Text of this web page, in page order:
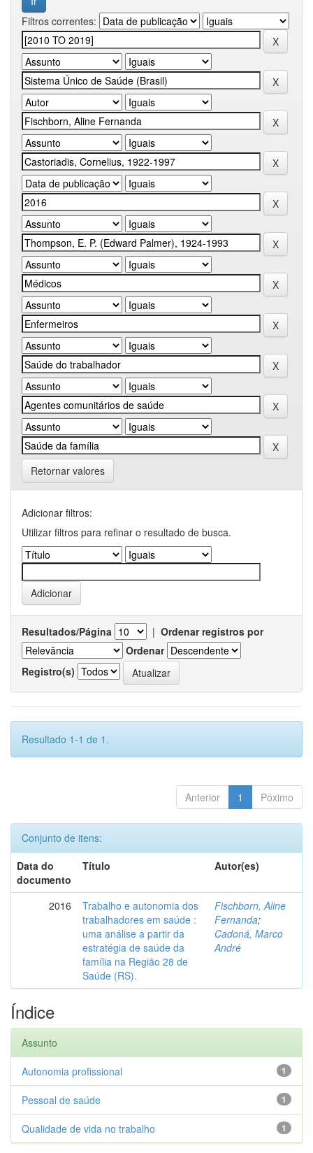
Filtros correntes:
Retornar valores
Adicionar filtros:
Utilizar filtros para refinar o resultado de busca.
Resultados/Página | Ordenar registros por
Ordenar
Registro(s)
Resultado 1-1 de 1.
Anterior 1 Póximo
Conjunto de itens:
Data do
documento
Título Autor(es)
2016
Trabalho e autonomia dos
trabalhadores em saúde :
uma análise a partir da
estratégia de saúde da
família na Região 28 de
Saúde (RS).
Fischborn, Aline
Fernanda;
Cadoná, Marco
André
Índice
Assunto
1
Autonomia profissional
1
Pessoal de saúde
1
Qualidade de vida no trabalho